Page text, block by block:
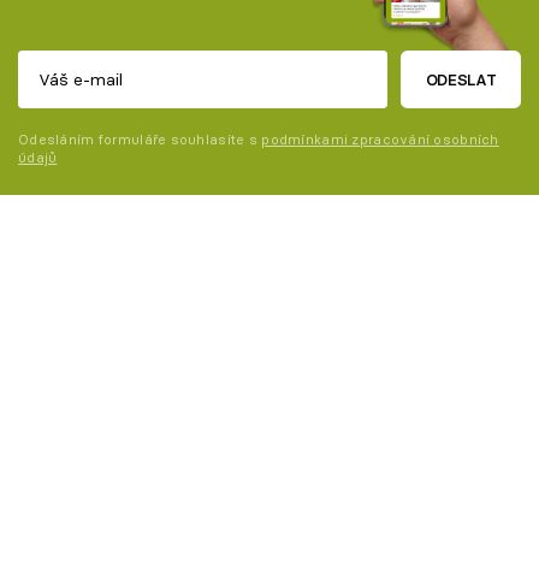
ODESLAT
Odesláním formuláře souhlasíte s podmínkami zpracování osobních
údajů